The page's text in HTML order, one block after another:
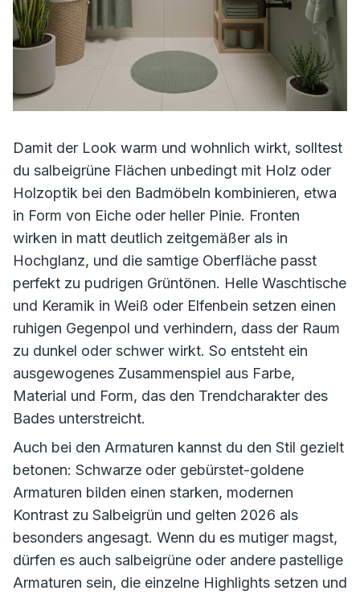
Damit der Look warm und wohnlich wirkt, solltest
du salbeigrüne Flächen unbedingt mit Holz oder
Holzoptik bei den Badmöbeln kombinieren, etwa
in Form von Eiche oder heller Pinie. Fronten
wirken in matt deutlich zeitgemäßer als in
Hochglanz, und die samtige Oberfläche passt
perfekt zu pudrigen Grüntönen. Helle Waschtische
und Keramik in Weiß oder Elfenbein setzen einen
ruhigen Gegenpol und verhindern, dass der Raum
zu dunkel oder schwer wirkt. So entsteht ein
ausgewogenes Zusammenspiel aus Farbe,
Material und Form, das den Trendcharakter des
Bades unterstreicht.
Auch bei den Armaturen kannst du den Stil gezielt
betonen: Schwarze oder gebürstet-goldene
Armaturen bilden einen starken, modernen
Kontrast zu Salbeigrün und gelten 2026 als
besonders angesagt. Wenn du es mutiger magst,
dürfen es auch salbeigrüne oder andere pastellige
Armaturen sein, die einzelne Highlights setzen und